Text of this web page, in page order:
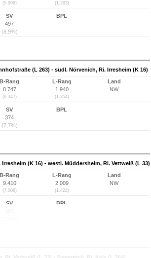
(5.998) (1.293)
SV
497
(8,9%)
BPL
(L 263) - südl. Nörvenich, Ri. Irresheim (K 16)
B-Rang
8.747
(6.347)
L-Rang
1.940
(1.354)
Land
NW
SV
374
(7,7%)
BPL
(K 16) - westl. Müddersheim, Ri. Vettweiß (L 33)
B-Rang
9.410
(7.008)
L-Rang
2.009
(1.422)
Land
NW
SV
BPL